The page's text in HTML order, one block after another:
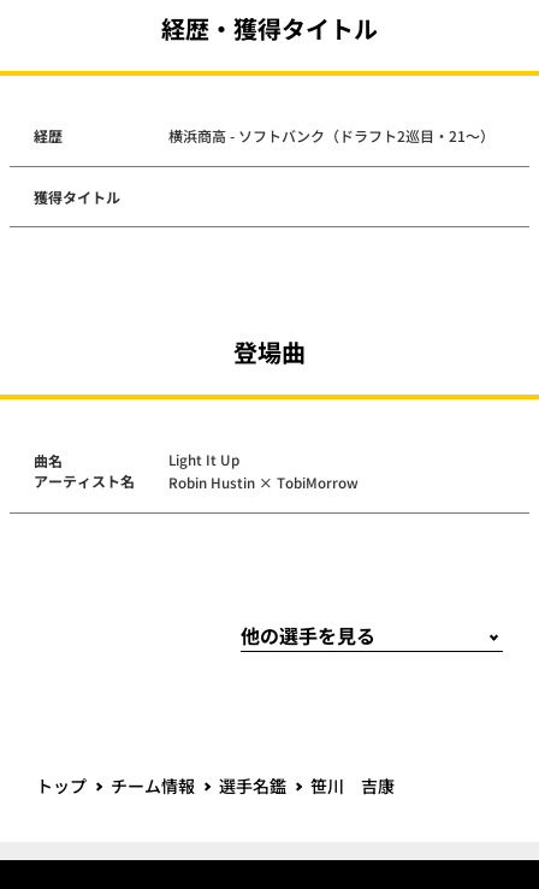
経歴・獲得タイトル
経歴 横浜商高 - ソフトバンク（ドラフト2巡目・21～）
獲得タイトル
登場曲
曲名
アーティスト名
Light It Up
Robin Hustin × TobiMorrow
トップ チーム情報 選手名鑑 笹川 吉康